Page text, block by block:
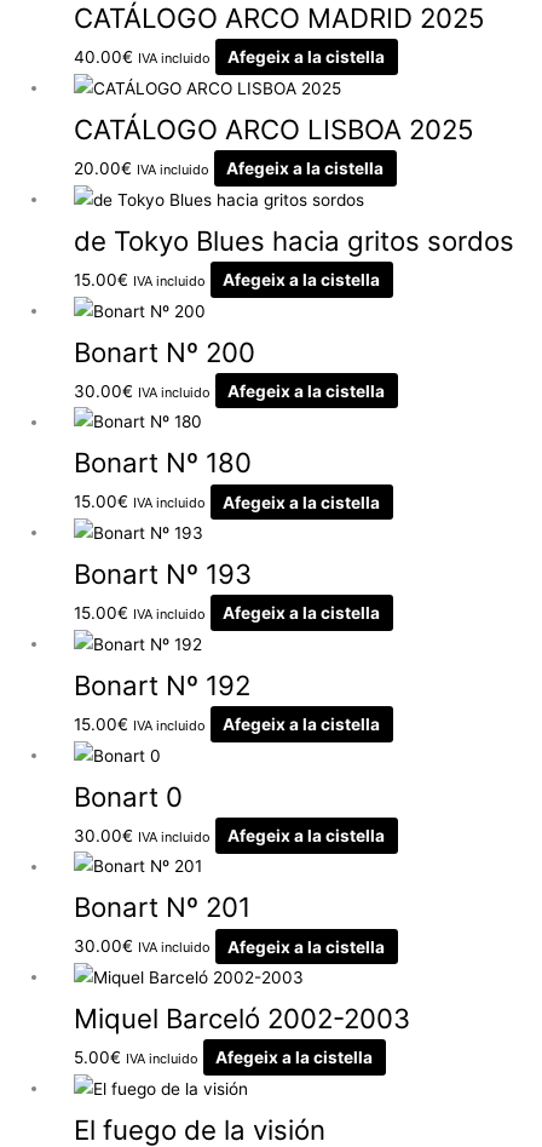
CATÁLOGO ARCO MADRID 2025
40.00€ IVA incluido Afegeix a la cistella
CATÁLOGO ARCO LISBOA 2025
20.00€ IVA incluido Afegeix a la cistella
de Tokyo Blues hacia gritos sordos
15.00€ IVA incluido Afegeix a la cistella
Bonart Nº 200
30.00€ IVA incluido Afegeix a la cistella
Bonart Nº 180
15.00€ IVA incluido Afegeix a la cistella
Bonart Nº 193
15.00€ IVA incluido Afegeix a la cistella
Bonart Nº 192
15.00€ IVA incluido Afegeix a la cistella
Bonart 0
30.00€ IVA incluido Afegeix a la cistella
Bonart Nº 201
30.00€ IVA incluido Afegeix a la cistella
Miquel Barceló 2002-2003
5.00€ IVA incluido Afegeix a la cistella
El fuego de la visión